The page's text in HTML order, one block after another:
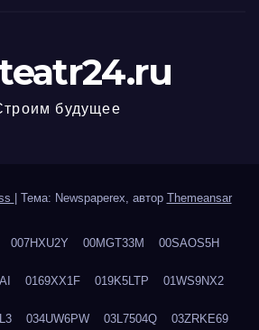
будущее
| Тема: Newspaperex, автор Themeansar
007HXU2Y 00MGT33M 00SAOS5H
0169XX1F 019K5LTP 01WS9NX2
034UW6PW 03L7504Q 03ZRKE69